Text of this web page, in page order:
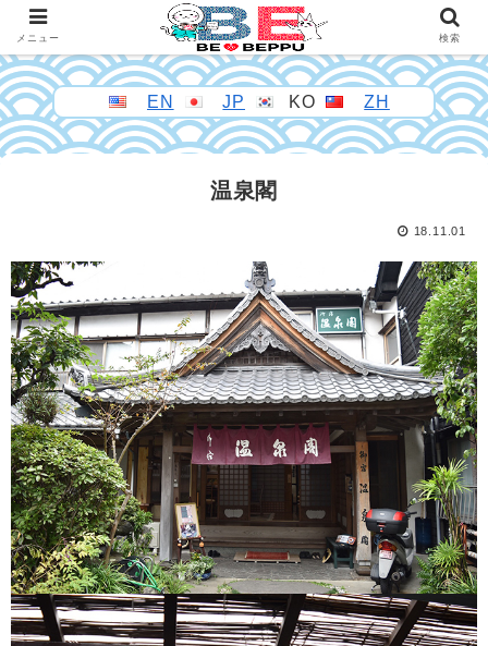
EN JP KO ZH
温泉閣
18.11.01
メニュー 検索